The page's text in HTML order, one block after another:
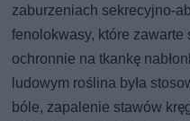
zaburzeniach sekrecyjno-
fenolokwasy, które zawarte
ochronnie na tkankę
ludowym roślina była
bóle, zapalenie stawów